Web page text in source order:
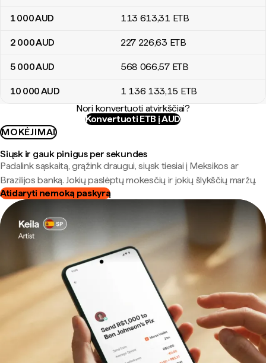
1 000AUD 113 613,31 ETB
2 000AUD 227 226,63 ETB
5 000AUD 568 066,57 ETB
10 000AUD 1 136 133,15 ETB
Nori konvertuoti atvirkščiai?
Konvertuoti ETB į AUD
MOKĖJIMAI
Siųsk ir gauk pinigus per sekundes
Padalink sąskaitą, grąžink draugui, siųsk tiesiai į Meksikos ar
Brazilijos banką. Jokių paslėptų mokesčių ir jokių šlykščių maržų.
Atidaryti nemoką paskyrą